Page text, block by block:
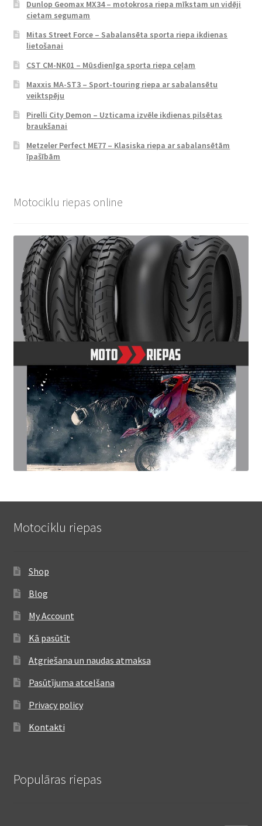
Dunlop Geomax MX34 – motokrosa riepa mīkstam un vidēji
cietam segumam
Mitas Street Force – Sabalansēta sporta riepa ikdienas
lietošanai
CST CM-NK01 – Mūsdienīga sporta riepa ceļam
Maxxis MA-ST3 – Sport-touring riepa ar sabalansētu
veiktspēju
Pirelli City Demon – Uzticama izvēle ikdienas pilsētas
braukšanai
Metzeler Perfect ME77 – Klasiska riepa ar sabalansētām
īpašībām
Motociklu riepas online
Motociklu riepas
Shop
Blog
My Account
Kā pasūtīt
Atgriešana un naudas atmaksa
Pasūtījuma atcelšana
Privacy policy
Kontakti
Populāras riepas